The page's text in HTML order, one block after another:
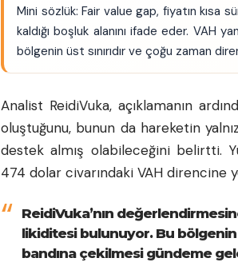
Mini sözlük: Fair value gap, fiyatın kısa
kaldığı boşluk alanını ifade eder. VAH
bölgenin üst sınırıdır ve çoğu zaman
Analist ReidiVuka, açıklamanın
oluştuğunu, bunun da hareketin
destek almış olabileceğini belirtti.
474 dolar civarındaki VAH direncine
ReidiVuka’nın
likiditesi bulunuyor. Bu bölgenin
bandına çekilmesi gündeme